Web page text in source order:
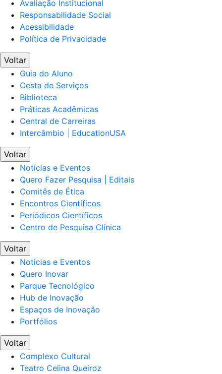
Avaliação Institucional
Responsabilidade Social
Acessibilidade
Política de Privacidade
Voltar
Guia do Aluno
Cesta de Serviços
Biblioteca
Práticas Acadêmicas
Central de Carreiras
Intercâmbio | EducationUSA
Voltar
Notícias e Eventos
Quero Fazer Pesquisa | Editais
Comitês de Ética
Encontros Científicos
Periódicos Científicos
Centro de Pesquisa Clínica
Voltar
Noticias e Eventos
Quero Inovar
Parque Tecnológico
Hub de Inovação
Espaços de Inovação
Portfólios
Voltar
Complexo Cultural
Teatro Celina Queiroz